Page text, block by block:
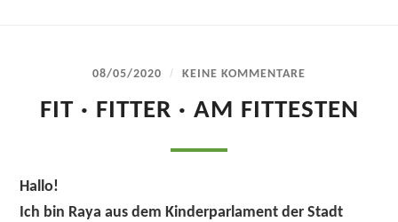
08/05/2020 / KEINE KOMMENTARE
FIT · FITTER · AM FITTESTEN
Hallo!
Ich bin Raya aus dem Kinderparlament der Stadt